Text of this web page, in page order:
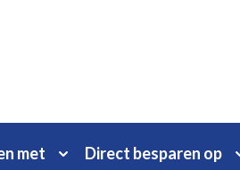
met Direct besparen op